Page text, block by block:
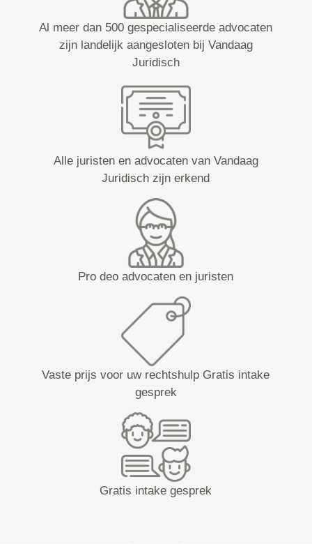
Al meer dan 500 gespecialiseerde advocaten
zijn landelijk aangesloten bij Vandaag
Juridisch
Alle juristen en advocaten van Vandaag
Juridisch zijn erkend
Pro deo advocaten en juristen
Vaste prijs voor uw rechtshulp Gratis intake
gesprek
Gratis intake gesprek